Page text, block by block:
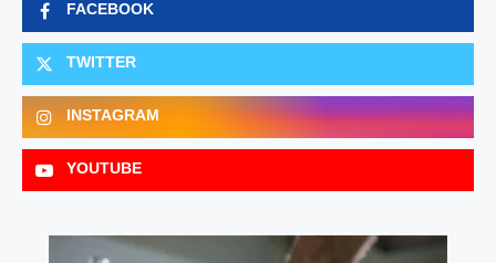
FACEBOOK
TWITTER
INSTAGRAM
YOUTUBE